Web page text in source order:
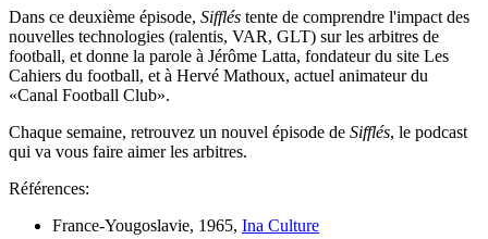
Dans ce deuxième épisode, Sifflés tente de comprendre l'impact des
nouvelles technologies (ralentis, VAR, GLT) sur les arbitres de
football, et donne la parole à Jérôme Latta, fondateur du site Les
Cahiers du football, et à Hervé Mathoux, actuel animateur du
«Canal Football Club».
Chaque semaine, retrouvez un nouvel épisode de Sifflés, le podcast
qui va vous faire aimer les arbitres.
Références:
France-Yougoslavie, 1965, Ina Culture